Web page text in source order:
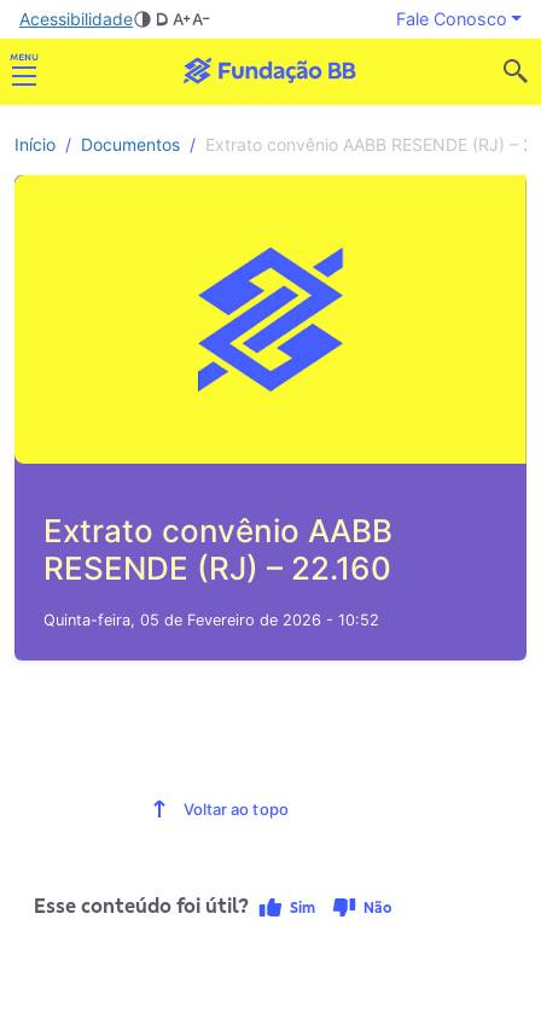
Acessibilidade Fale Conosco
Início Documentos Extrato convênio AABB RESENDE (RJ) –
Extrato convênio AABB
RESENDE (RJ) – 22.160
Quinta-feira, 05 de Fevereiro de 2026 - 10:52
Voltar ao topo
Esse conteúdo foi útil? Sim Não